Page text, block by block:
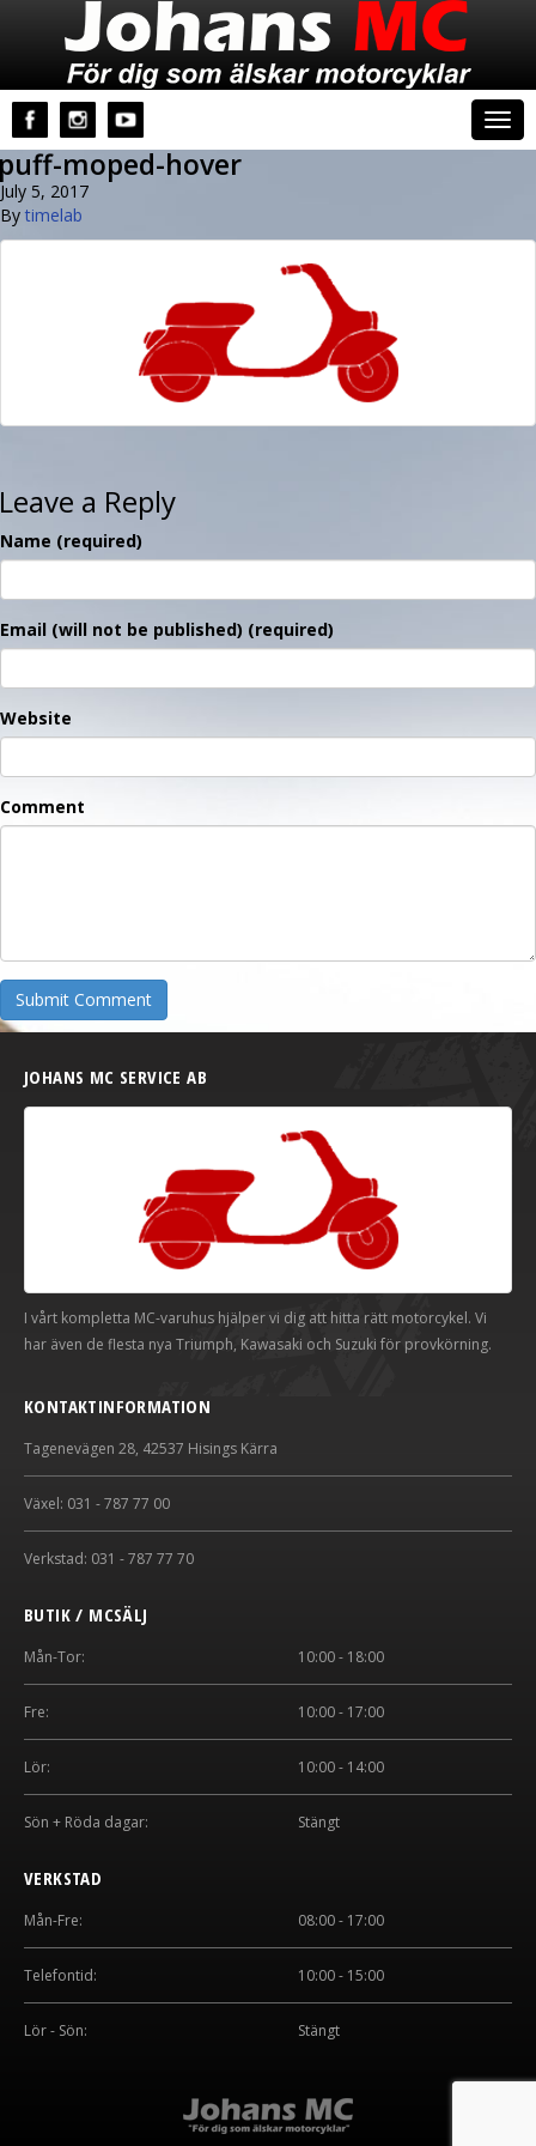
moped-hover
July 5, 2017
By timelab
Leave a Reply
Name (required)
Email (will not be published) (required)
Website
Comment
JOHANS MC SERVICE AB
I vårt kompletta MC-varuhus hjälper vi dig att hitta rätt motorcykel. Vi
har även de flesta nya Triumph, Kawasaki och Suzuki för provkörning.
KONTAKTINFORMATION
Tagenevägen 28, 42537 Hisings Kärra
Växel: 031 - 787 77 00
Verkstad: 031 - 787 77 70
BUTIK / MCSÄLJ
Mån-Tor: 10:00 - 18:00
Fre: 10:00 - 17:00
Lör: 10:00 - 14:00
Sön + Röda dagar: Stängt
VERKSTAD
Mån-Fre: 08:00 - 17:00
Telefontid: 10:00 - 15:00
Lör - Sön: Stängt